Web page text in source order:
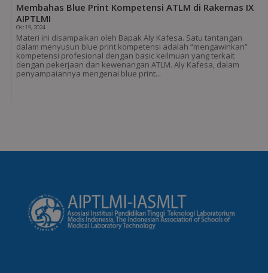
Membahas Blue Print Kompetensi ATLM di Rakernas IX
AIPTLMI
Okt 19, 2024
Materi ini disampaikan oleh Bapak Aly Kafesa. Satu tantangan
dalam menyusun blue print kompetensi adalah “mengawinkan”
kompetensi profesional dengan basic keilmuan yang terkait
dengan pekerjaan dan kewenangan ATLM. Aly Kafesa, dalam
penyampaiannya mengenai blue print...